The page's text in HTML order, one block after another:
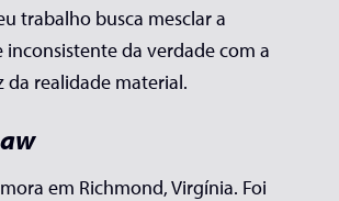
trabalho busca mesclar a
da verdade com a
da realidade material.
em Richmond, Virgínia. Foi